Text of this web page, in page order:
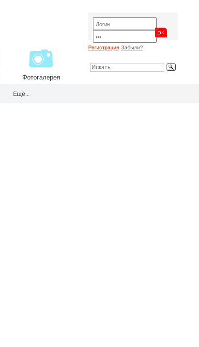
Фотогалерея
Регистрация Забыли?
Ещё...